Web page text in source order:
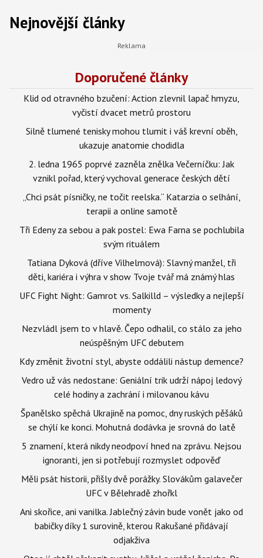
Nejnovější články
Doporučené články
Klid od otravného bzučení: Action zlevnil lapač hmyzu,
vyčistí dvacet metrů prostoru
Silně tlumené tenisky mohou tlumit i váš krevní oběh,
ukazuje anatomie chodidla
2. ledna 1965 poprvé zazněla znělka Večerníčku: Jak
vznikl pořad, který vychoval generace českých dětí
„Chci psát písničky, ne točit reelska.“ Katarzia o selhání,
terapii a online samotě
Tři Edeny za sebou a pak postel: Ewa Farna se pochlubila
svým rituálem
Tatiana Dyková (dříve Vilhelmová): Slavný manžel, tři
děti, kariéra i výhra v show Tvoje tvář má známý hlas
UFC Fight Night: Gamrot vs. Salkilld – výsledky a nejlepší
momenty
Nezvládl jsem to v hlavě. Čepo odhalil, co stálo za jeho
neúspěšným UFC debutem
Kdy změnit životní styl, abyste oddálili nástup demence?
Vedro už vás nedostane: Geniální trik udrží nápoj ledový
celé hodiny a zachrání i milovanou kávu
Španělsko spěchá Ukrajině na pomoc, dny ruských pěšáků
se chýlí ke konci. Mohutná dodávka je srovná do latě
5 znamení, která nikdy neodpoví hned na zprávu. Nejsou
ignoranti, jen si potřebují rozmyslet odpověď
Měli psát historii, přišly dvě porážky. Slovákům galavečer
UFC v Bělehradě zhořkl
Ani skořice, ani vanilka. Jablečný závin bude vonět jako od
babičky díky 1 surovině, kterou Rakušané přidávají
odjakživa